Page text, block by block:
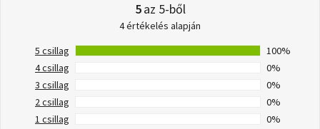
5az 5-ből
4 értékelés alapján
5 csillag
100%
4 csillag
0%
3 csillag
0%
2 csillag
0%
1 csillag
0%